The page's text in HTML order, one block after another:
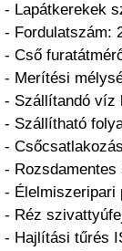
- Lapátkerekek
- Fordulatszám:
- Cső
- Merítési
- Szállítandó víz
- Szállítható
-
-
- Élelmiszeripari
- Réz
- Hajlítási tűrés